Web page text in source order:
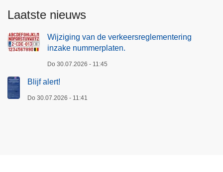
Laatste nieuws
Wijziging van de verkeersreglementering
inzake nummerplaten.
Do 30.07.2026 - 11:45
Blijf alert!
Do 30.07.2026 - 11:41